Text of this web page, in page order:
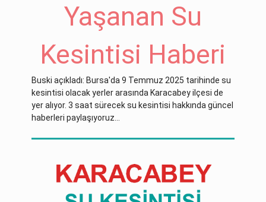
Yaşanan Su
Kesintisi Haberi
Buski açıkladı: Bursa'da 9 Temmuz 2025 tarihinde su
kesintisi olacak yerler arasında Karacabey ilçesi de
yer alıyor. 3 saat sürecek su kesintisi hakkında güncel
haberleri paylaşıyoruz...